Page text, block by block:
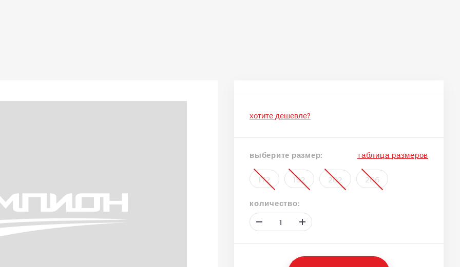
хотите дешевле?
выберите размер: таблица размеров
172 192 202 206
количество: